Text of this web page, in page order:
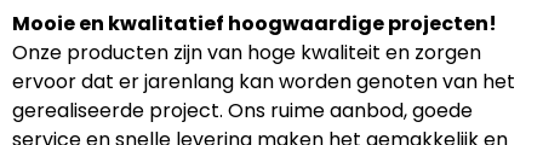
Mooie en kwalitatief hoogwaardige projecten!
Onze producten zijn van hoge kwaliteit en zorgen
ervoor dat er jarenlang kan worden genoten van het
gerealiseerde project. Ons ruime aanbod, goede